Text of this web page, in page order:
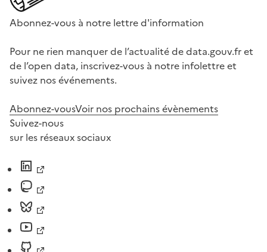
Abonnez-vous à notre lettre d'information
Pour ne rien manquer de l’actualité de data.gouv.fr et
de l’open data, inscrivez-vous à notre infolettre et
suivez nos événements.
Abonnez-vousVoir nos prochains évènements
Suivez-nous
sur les réseaux sociaux